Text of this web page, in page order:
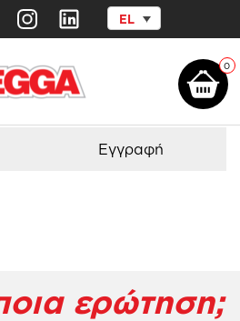
EL
0
Παιχνίδια
Εγγραφή
ερώτηση;